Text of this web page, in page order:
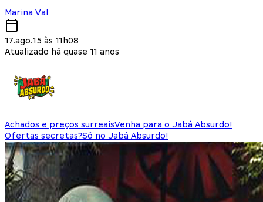
Marina Val
17.ago.15 às 11h08
Atualizado há quase 11 anos
Achados e preços surreaisVenha para o Jabá Absurdo!
Ofertas secretas?Só no Jabá Absurdo!